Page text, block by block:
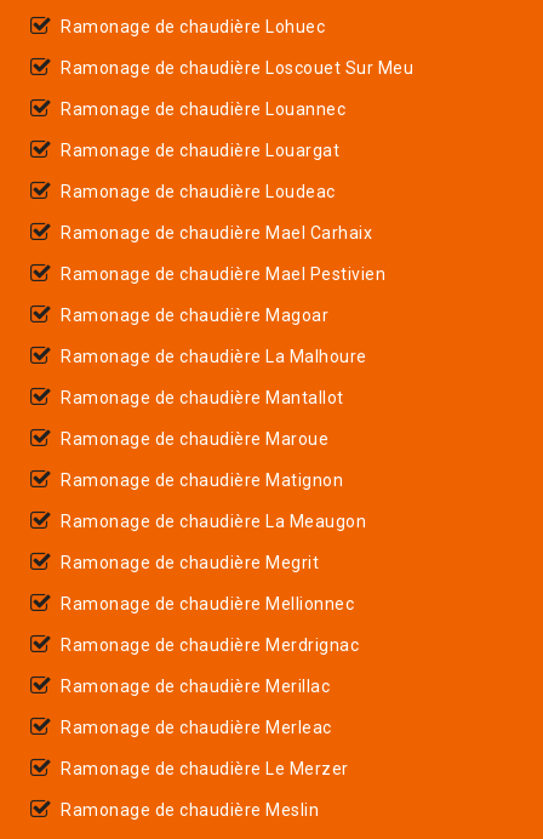
Ramonage de chaudière Lohuec
Ramonage de chaudière Loscouet Sur Meu
Ramonage de chaudière Louannec
Ramonage de chaudière Louargat
Ramonage de chaudière Loudeac
Ramonage de chaudière Mael Carhaix
Ramonage de chaudière Mael Pestivien
Ramonage de chaudière Magoar
Ramonage de chaudière La Malhoure
Ramonage de chaudière Mantallot
Ramonage de chaudière Maroue
Ramonage de chaudière Matignon
Ramonage de chaudière La Meaugon
Ramonage de chaudière Megrit
Ramonage de chaudière Mellionnec
Ramonage de chaudière Merdrignac
Ramonage de chaudière Merillac
Ramonage de chaudière Merleac
Ramonage de chaudière Le Merzer
Ramonage de chaudière Meslin